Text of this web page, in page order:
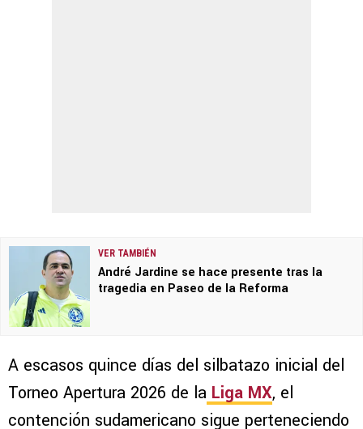
VER TAMBIÉN
André Jardine se hace presente tras la
tragedia en Paseo de la Reforma
A escasos quince días del silbatazo inicial del
Torneo Apertura 2026 de la Liga MX, el
contención sudamericano sigue perteneciendo